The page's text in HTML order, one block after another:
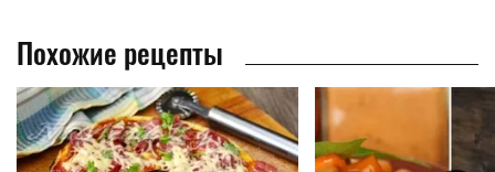
Похожие рецепты